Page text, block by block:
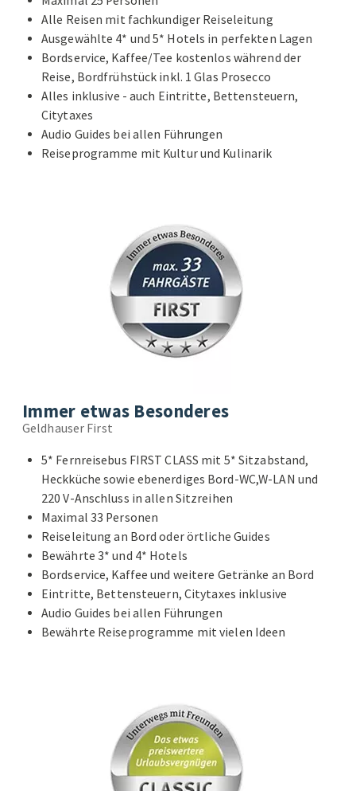
Alle Reisen mit fachkundiger Reiseleitung
Ausgewählte 4* und 5* Hotels in perfekten Lagen
Bordservice, Kaffee/Tee kostenlos während der
Reise, Bordfrühstück inkl. 1 Glas Prosecco
Alles inklusive - auch Eintritte, Bettensteuern,
Citytaxes
Audio Guides bei allen Führungen
Reiseprogramme mit Kultur und Kulinarik
Immer etwas Besonderes
Geldhauser First
5* Fernreisebus FIRST CLASS mit 5* Sitzabstand,
Heckküche sowie ebenerdiges Bord-WC,W-LAN und
220 V-Anschluss in allen Sitzreihen
Maximal 33 Personen
Reiseleitung an Bord oder örtliche Guides
Bewährte 3* und 4* Hotels
Bordservice, Kaffee und weitere Getränke an Bord
Eintritte, Bettensteuern, Citytaxes inklusive
Audio Guides bei allen Führungen
Bewährte Reiseprogramme mit vielen Ideen